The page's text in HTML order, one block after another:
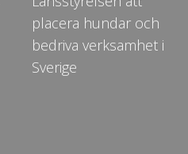
placera hundar och
bedriva verksamhet i
Sverige